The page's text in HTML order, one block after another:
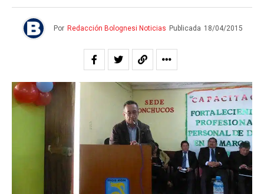
Por Redacción Bolognesi Noticias Publicada 18/04/2015